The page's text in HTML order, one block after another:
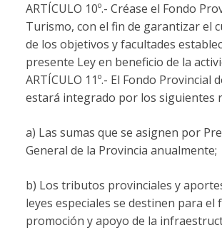
ARTÍCULO 10º.- Créase el Fondo
Turismo, con el fin de garantizar el
de los objetivos y facultades
presente Ley en beneficio de la
ARTÍCULO 11º.- El Fondo Provincial
estará integrado por los siguientes
a) Las sumas que se asignen por
General de la Provincia anualmente;
b) Los tributos provinciales y
leyes especiales se destinen para el
promoción y apoyo de la